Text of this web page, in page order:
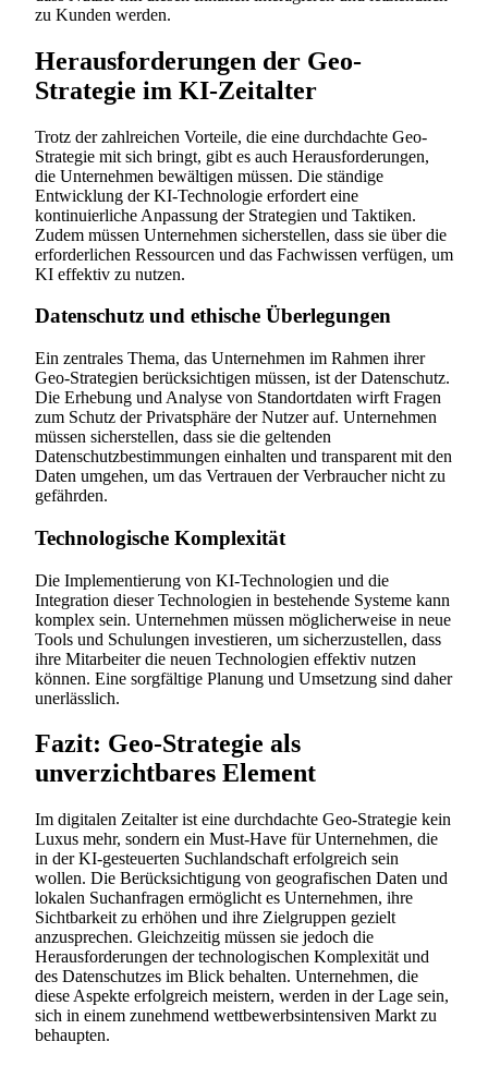
zu Kunden werden.
Herausforderungen der Geo-
Strategie im KI-Zeitalter
Trotz der zahlreichen Vorteile, die eine durchdachte Geo-
Strategie mit sich bringt, gibt es auch Herausforderungen,
die Unternehmen bewältigen müssen. Die ständige
Entwicklung der KI-Technologie erfordert eine
kontinuierliche Anpassung der Strategien und Taktiken.
Zudem müssen Unternehmen sicherstellen, dass sie über die
erforderlichen Ressourcen und das Fachwissen verfügen, um
KI effektiv zu nutzen.
Datenschutz und ethische Überlegungen
Ein zentrales Thema, das Unternehmen im Rahmen ihrer
Geo-Strategien berücksichtigen müssen, ist der Datenschutz.
Die Erhebung und Analyse von Standortdaten wirft Fragen
zum Schutz der Privatsphäre der Nutzer auf. Unternehmen
müssen sicherstellen, dass sie die geltenden
Datenschutzbestimmungen einhalten und transparent mit den
Daten umgehen, um das Vertrauen der Verbraucher nicht zu
gefährden.
Technologische Komplexität
Die Implementierung von KI-Technologien und die
Integration dieser Technologien in bestehende Systeme kann
komplex sein. Unternehmen müssen möglicherweise in neue
Tools und Schulungen investieren, um sicherzustellen, dass
ihre Mitarbeiter die neuen Technologien effektiv nutzen
können. Eine sorgfältige Planung und Umsetzung sind daher
unerlässlich.
Fazit: Geo-Strategie als
unverzichtbares Element
Im digitalen Zeitalter ist eine durchdachte Geo-Strategie kein
Luxus mehr, sondern ein Must-Have für Unternehmen, die
in der KI-gesteuerten Suchlandschaft erfolgreich sein
wollen. Die Berücksichtigung von geografischen Daten und
lokalen Suchanfragen ermöglicht es Unternehmen, ihre
Sichtbarkeit zu erhöhen und ihre Zielgruppen gezielt
anzusprechen. Gleichzeitig müssen sie jedoch die
Herausforderungen der technologischen Komplexität und
des Datenschutzes im Blick behalten. Unternehmen, die
diese Aspekte erfolgreich meistern, werden in der Lage sein,
sich in einem zunehmend wettbewerbsintensiven Markt zu
behaupten.